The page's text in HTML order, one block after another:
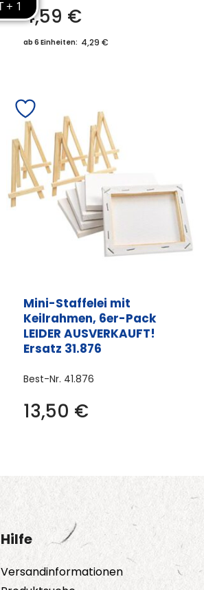
4,59 €
ab 6 Einheiten: 4,29 €
Mini-Staffelei mit
Keilrahmen, 6er-Pack
LEIDER AUSVERKAUFT!
Ersatz 31.876
Best-Nr. 41.876
13,50 €
Hilfe
Versandinformationen